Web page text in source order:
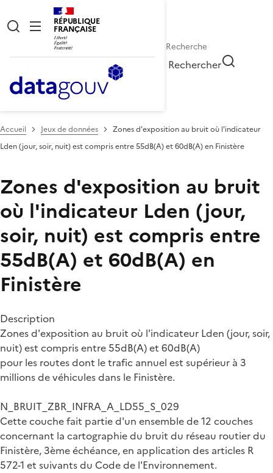
RÉPUBLIQUE
FRANÇAISE
Rechercher
Accueil Jeux de données
Zones d'exposition au bruit où l'indicateur
Lden (jour, soir, nuit) est compris entre 55dB(A) et 60dB(A) en Finistère
Zones d'exposition au bruit
où l'indicateur Lden (jour,
soir, nuit) est compris entre
55dB(A) et 60dB(A) en
Finistère
Description
Zones d'exposition au bruit où l'indicateur Lden (jour, soir,
nuit) est compris entre 55dB(A) et 60dB(A)
pour les routes dont le trafic annuel est supérieur à 3
millions de véhicules dans le Finistère.
N_BRUIT_ZBR_INFRA_A_LD55_S_029
Cette couche fait partie d'un ensemble de 12 couches
concernant la cartographie du bruit du réseau routier du
Finistère, 3ème échéance, en application des articles R
572-1 et suivants du Code de l'Environnement.